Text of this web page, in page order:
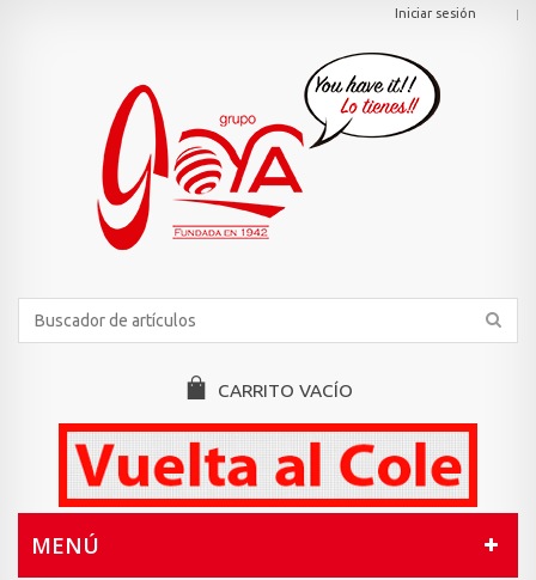
Iniciar sesión
CARRITO VACÍO
MENÚ